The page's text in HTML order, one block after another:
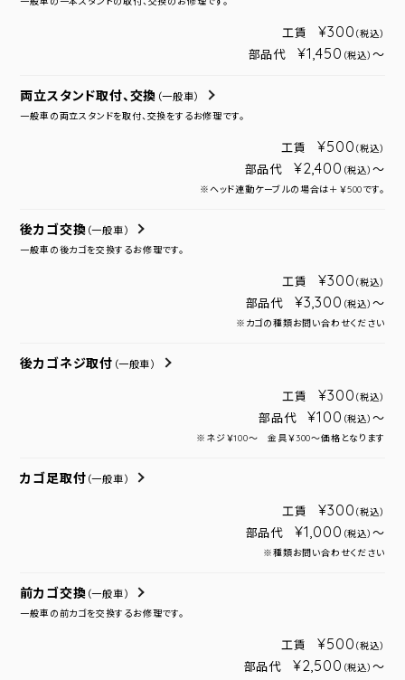
工賃 ¥300 （税込）
部品代 ¥1,450 （税込） ～
両立スタンド取付、交換 （一般車）
一般車の両立スタンドを取付、交換をするお修理です。
工賃 ¥500 （税込）
部品代 ¥2,400 （税込） ～
※ヘッド連動ケーブルの場合は＋￥500です。
後カゴ交換 （一般車）
一般車の後カゴを交換するお修理です。
工賃 ¥300 （税込）
部品代 ¥3,300 （税込） ～
※カゴの種類お問い合わせください
後カゴネジ取付 （一般車）
工賃 ¥300 （税込）
部品代 ¥100 （税込） ～
※ネジ￥100～ 金具￥300～価格となります
カゴ足取付 （一般車）
工賃 ¥300 （税込）
部品代 ¥1,000 （税込） ～
※種類お問い合わせください
前カゴ交換 （一般車）
一般車の前カゴを交換するお修理です。
工賃 ¥500 （税込）
部品代 ¥2,500 （税込） ～